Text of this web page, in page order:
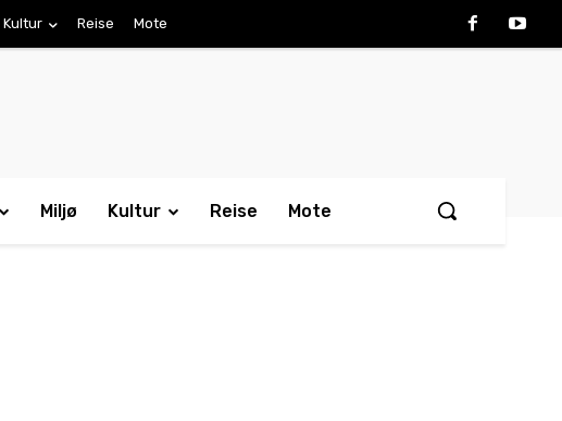
Kultur Reise Mote
Miljø Kultur Reise Mote